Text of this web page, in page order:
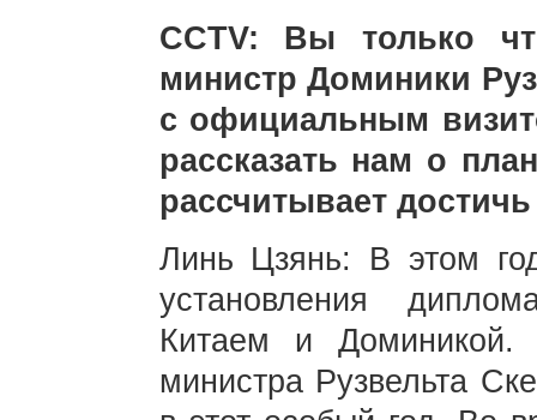
CCTV: Вы только
министр Доминики
с официальным
рассказать нам о
рассчитывает
Линь Цзянь: В этом
установления
Китаем и Доминикой.
министра Рузвельта